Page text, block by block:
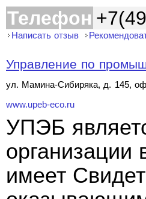
Телефон
Написать отзыв
Управление по
ул. Мамина-Сибиряка, д. 145,
www.upeb-eco.ru
УПЭБ
имеет